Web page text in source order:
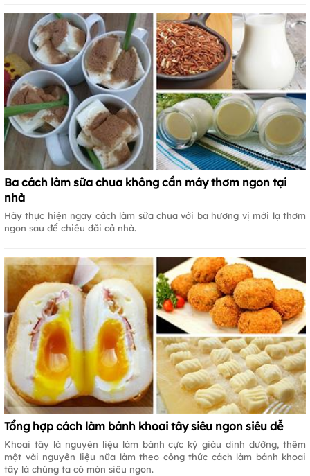
Ba cách làm sữa chua không cần máy thơm ngon tại
nhà
Hãy thực hiện ngay cách làm sữa chua với ba hương vị mới lạ thơm
ngon sau để chiêu đãi cả nhà.
Tổng hợp cách làm bánh khoai tây siêu ngon siêu dễ
Khoai tây là nguyên liệu làm bánh cực kỳ giàu dinh dưỡng, thêm
một vài nguyên liệu nữa làm theo công thức cách làm bánh khoai
tây là chúng ta có món siêu ngon.